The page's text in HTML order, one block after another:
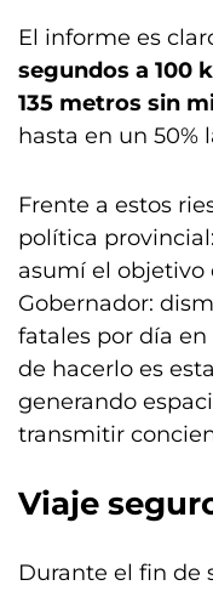
El informe es
segundos a 100
135 metros sin
hasta en un 50%
Frente a estos
política
asumí el objetivo
Gobernador:
fatales por día
de hacerlo es
generando
transmitir
Viaje
Durante el fin de